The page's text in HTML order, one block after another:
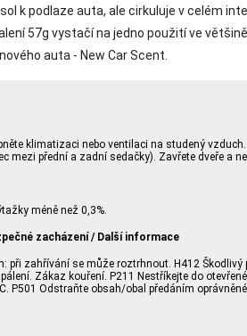
k podlaze auta, ale cirkuluje v celém
57g vystačí na jedno použití ve většině
auta - New Car Scent.
klimatizaci nebo ventilaci na studený
mezi přední a zadní sedačky). Zavřete dveře
méně než 0,3%.
zacházení / Další informace
při zahřívání se může roztrhnout. H412
Zákaz kouření. P211 Nestříkejte do
P501 Odstraňte obsah/obal předáním